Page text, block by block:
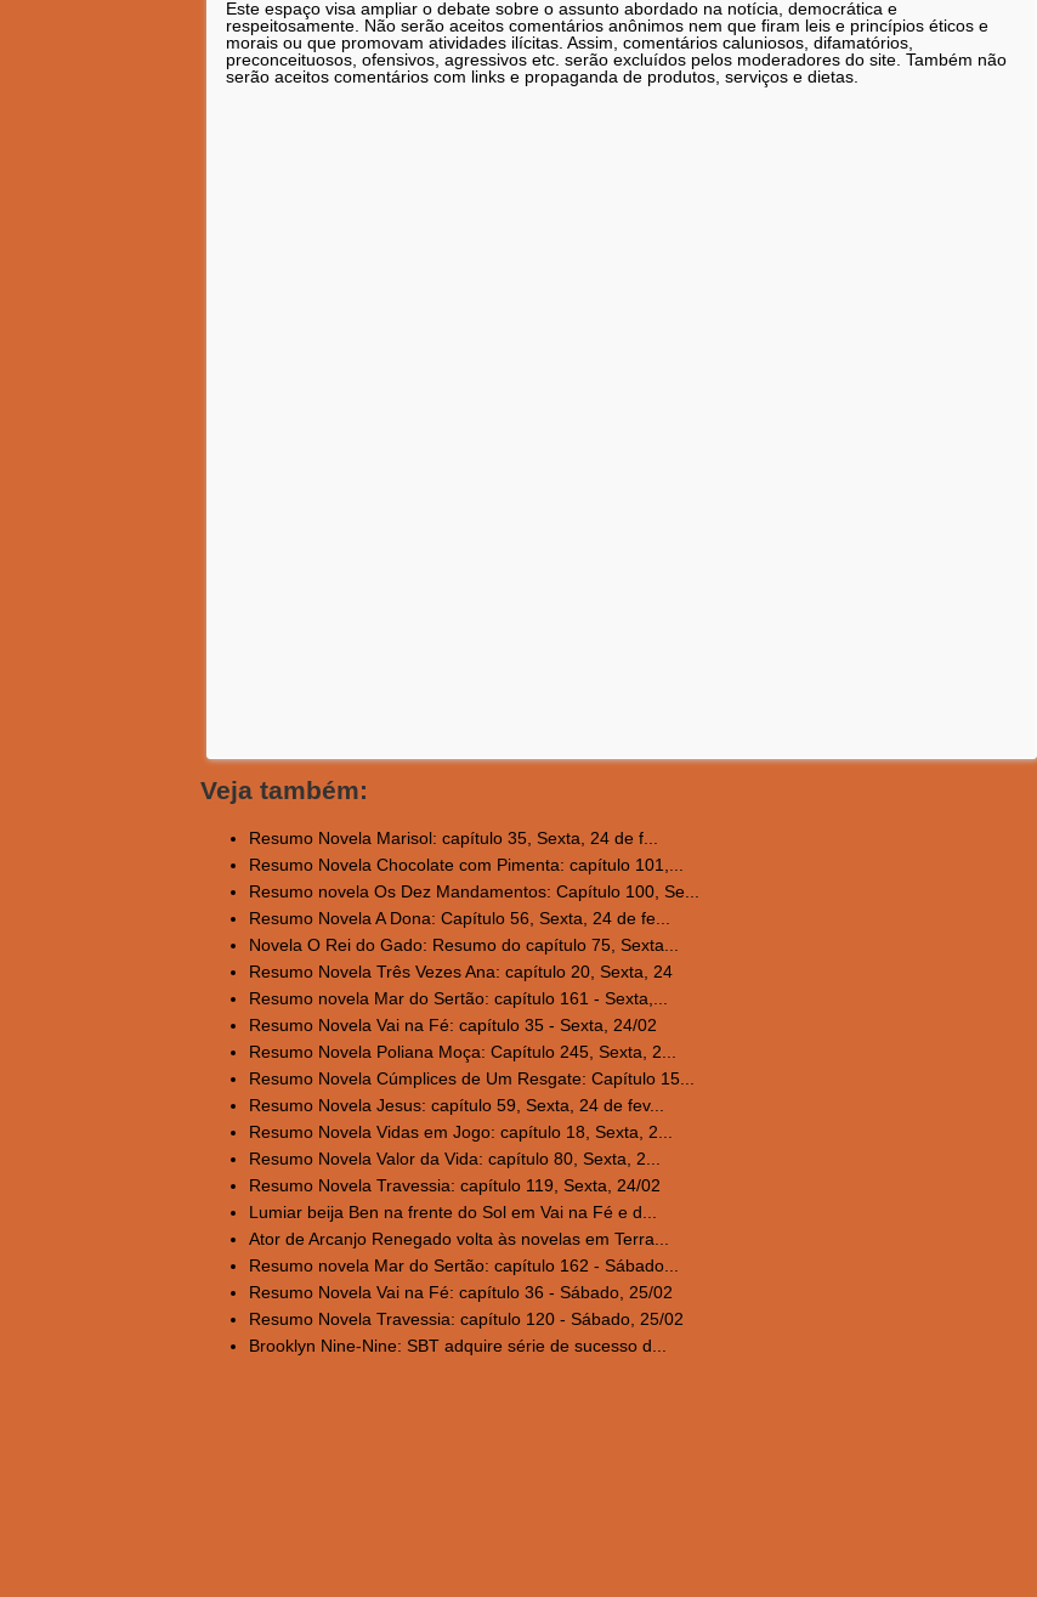
Este espaço visa ampliar o debate sobre o assunto abordado na notícia, democrática e
respeitosamente. Não serão aceitos comentários anônimos nem que firam leis e princípios éticos e
morais ou que promovam atividades ilícitas. Assim, comentários caluniosos, difamatórios,
preconceituosos, ofensivos, agressivos etc. serão excluídos pelos moderadores do site. Também não
serão aceitos comentários com links e propaganda de produtos, serviços e dietas.
Veja também:
Resumo Novela Marisol: capítulo 35, Sexta, 24 de f...
Resumo Novela Chocolate com Pimenta: capítulo 101,...
Resumo novela Os Dez Mandamentos: Capítulo 100, Se...
Resumo Novela A Dona: Capítulo 56, Sexta, 24 de fe...
Novela O Rei do Gado: Resumo do capítulo 75, Sexta...
Resumo Novela Três Vezes Ana: capítulo 20, Sexta, 24
Resumo novela Mar do Sertão: capítulo 161 - Sexta,...
Resumo Novela Vai na Fé: capítulo 35 - Sexta, 24/02
Resumo Novela Poliana Moça: Capítulo 245, Sexta, 2...
Resumo Novela Cúmplices de Um Resgate: Capítulo 15...
Resumo Novela Jesus: capítulo 59, Sexta, 24 de fev...
Resumo Novela Vidas em Jogo: capítulo 18, Sexta, 2...
Resumo Novela Valor da Vida: capítulo 80, Sexta, 2...
Resumo Novela Travessia: capítulo 119, Sexta, 24/02
Lumiar beija Ben na frente do Sol em Vai na Fé e d...
Ator de Arcanjo Renegado volta às novelas em Terra...
Resumo novela Mar do Sertão: capítulo 162 - Sábado...
Resumo Novela Vai na Fé: capítulo 36 - Sábado, 25/02
Resumo Novela Travessia: capítulo 120 - Sábado, 25/02
Brooklyn Nine-Nine: SBT adquire série de sucesso d...